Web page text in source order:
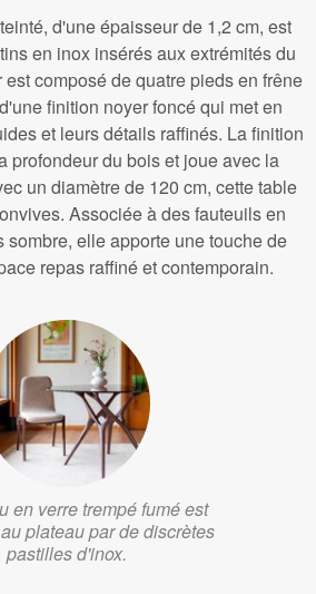
d'une épaisseur de 1,2 cm, est
en inox insérés aux extrémités du
composé de quatre pieds en frêne
finition noyer foncé qui met en
et leurs détails raffinés. La finition
profondeur du bois et joue avec la
un diamètre de 120 cm, cette table
Associée à des fauteuils en
sombre, elle apporte une touche de
repas raffiné et contemporain.
en verre trempé fumé est
plateau par de discrètes
pastilles d'inox.